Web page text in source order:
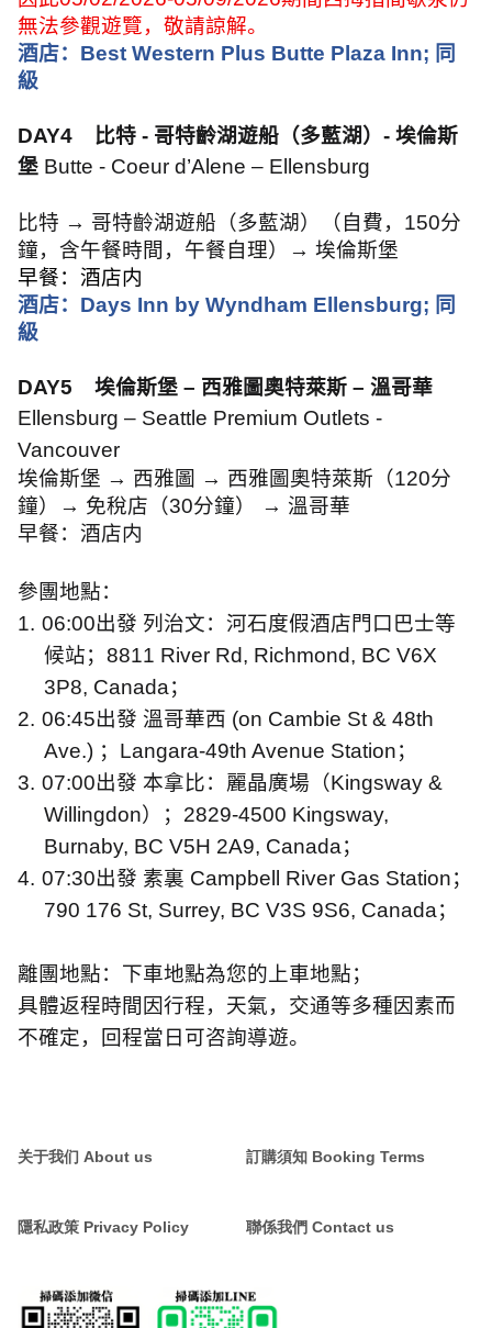
無法參觀遊覽，敬請諒解。
酒店： Best Western Plus Butte Plaza Inn; 同
級
DAY4 比特 - 哥特齡湖遊船（多藍湖） - 埃倫斯
堡 Butte - Coeur d’Alene – Ellensburg
比特 → 哥特齡湖遊船（多藍湖）（自費， 150分
鐘，含午餐時間，午餐自理）
→ 埃倫斯堡
早餐：酒店内
酒店： Days Inn by Wyndham Ellensburg; 同
級
DAY5
埃倫斯堡 – 西雅圖奧特萊斯 – 溫哥華
Ellensburg – Seattle Premium Outlets -
Vancouver
埃倫斯堡 → 西雅圖 → 西雅圖奧特萊斯（120分
鐘）
→ 免稅店（30分鐘） → 溫哥華
早餐：酒店内
參團地點：
1. 06:00出發 列治文：河石度假酒店門口巴士等
候站； 8811 River Rd, Richmond, BC V6X
3P8, Canada；
2. 06:45出發 溫哥華西 (on Cambie St & 48th
Ave.) ； Langara-49th Avenue Station；
3. 07:00出發 本拿比：麗晶廣場（Kingsway &
Willingdon）； 2829-4500 Kingsway,
Burnaby, BC V5H 2A9, Canada；
4. 07:30出發 素裏 Campbell River Gas Station；
790 176 St, Surrey, BC V3S 9S6, Canada；
離團地點：下車地點為您的上車地點；
具體返程時間因行程，天氣，交通等多種因素而
不確定，回程當日可咨詢導遊。
关于我们 About us 訂購須知 Booking Terms
隱私政策 Privacy Policy 聯係我們 Contact us